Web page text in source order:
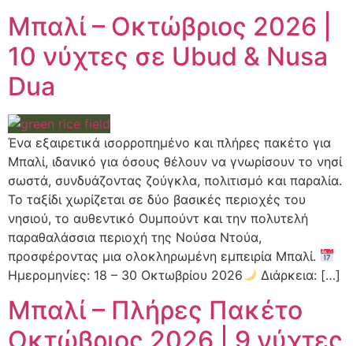
Μπαλί – Οκτώβριος 2026 |
10 νύχτες σε Ubud & Nusa
Dua
Ένα εξαιρετικά ισορροπημένο και πλήρες πακέτο για
Μπαλί, ιδανικό για όσους θέλουν να γνωρίσουν το νησί
σωστά, συνδυάζοντας ζούγκλα, πολιτισμό και παραλία.
Το ταξίδι χωρίζεται σε δύο βασικές περιοχές του
νησιού, το αυθεντικό Ουμπούντ και την πολυτελή
παραθαλάσσια περιοχή της Νούσα Ντούα,
προσφέροντας μια ολοκληρωμένη εμπειρία Μπαλί.
Ημερομηνίες: 18 – 30 Οκτωβρίου 2026
Διάρκεια: […]
Μπαλί – Πλήρες Πακέτο